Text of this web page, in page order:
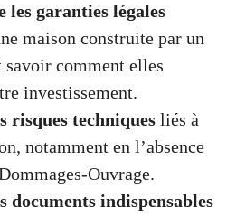
les garanties légales
maison construite par un
comment elles
investissement.
risques techniques liés à
notamment en l’absence
Ouvrage.
documents indispensables